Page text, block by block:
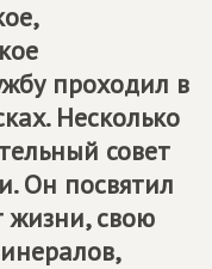
проходил в
Несколько
совет
Он посвятил
жизни, свою